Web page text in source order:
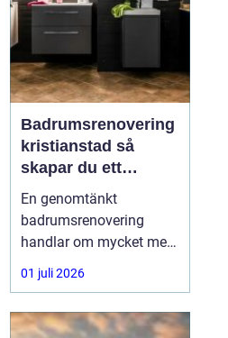
Badrumsrenovering
kristianstad så
skapar du ett
hållbart och
funktionellt badrum
En genomtänkt
badrumsrenovering
handlar om mycket mer
än kakel och inredning.
Vattensäkra lösningar,
energieffektiv teknik och
01 juli 2026